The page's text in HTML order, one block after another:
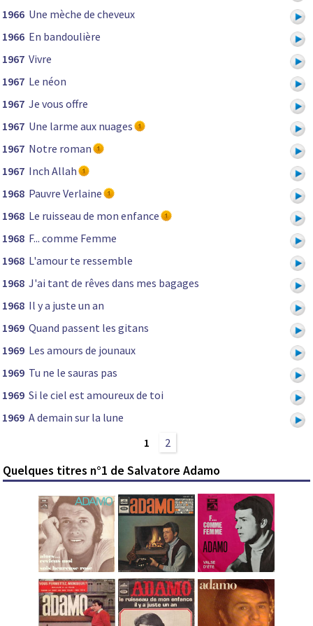
1966 Une mèche de cheveux
1966 En bandoulière
1967 Vivre
1967 Le néon
1967 Je vous offre
1967 Une larme aux nuages
1967 Notre roman
1967 Inch Allah
1968 Pauvre Verlaine
1968 Le ruisseau de mon enfance
1968 F... comme Femme
1968 L'amour te ressemble
1968 J'ai tant de rêves dans mes bagages
1968 Il y a juste un an
1969 Quand passent les gitans
1969 Les amours de jounaux
1969 Tu ne le sauras pas
1969 Si le ciel est amoureux de toi
1969 A demain sur la lune
1
2
Quelques titres n°1 de Salvatore Adamo